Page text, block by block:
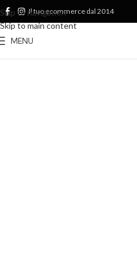
Skip to navigation
Skip to main content
Il tuo ecommerce dal 2014
MENU